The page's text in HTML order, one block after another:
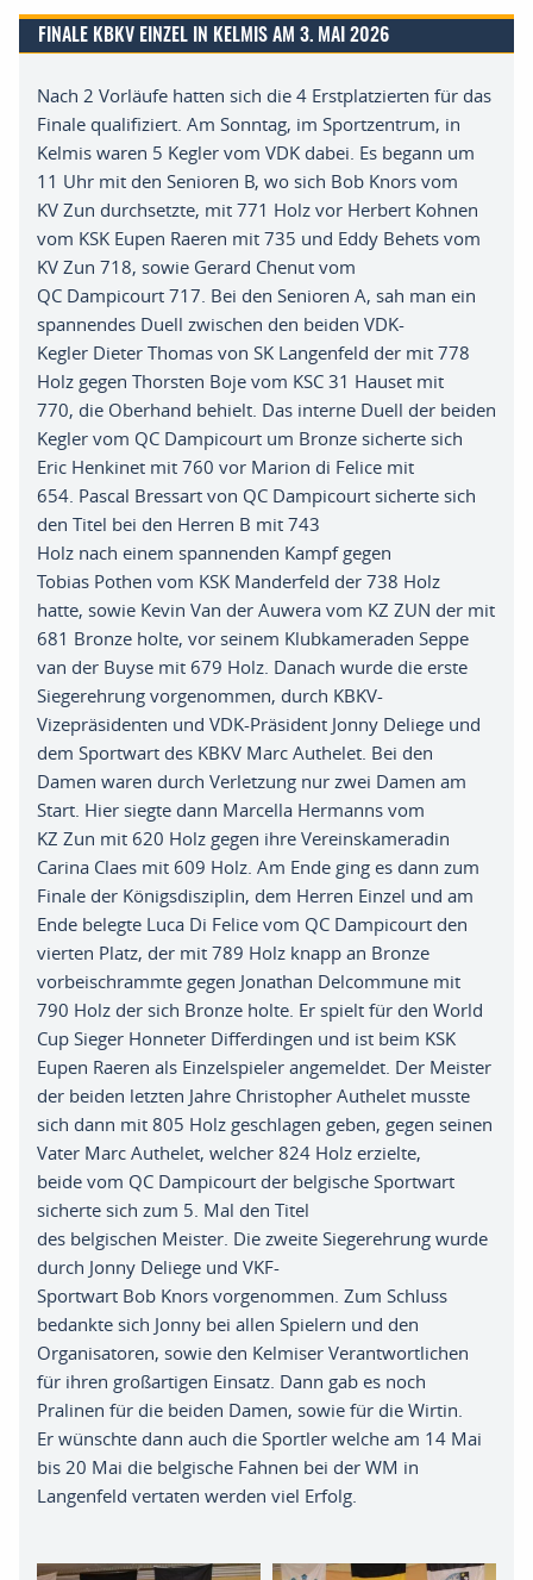
FINALE KBKV EINZEL IN KELMIS AM 3. MAI 2026
Nach 2 Vorläufe hatten sich die 4 Erstplatzierten für das
Finale qualifiziert. Am Sonntag, im Sportzentrum, in
Kelmis waren 5 Kegler vom VDK dabei. Es begann um
11 Uhr mit den Senioren B, wo sich Bob Knors vom
KV Zun durchsetzte, mit 771 Holz vor Herbert Kohnen
vom KSK Eupen Raeren mit 735 und Eddy Behets vom
KV Zun 718, sowie Gerard Chenut vom
QC Dampicourt 717. Bei den Senioren A, sah man ein
spannendes Duell zwischen den beiden VDK-
Kegler Dieter Thomas von SK Langenfeld der mit 778
Holz gegen Thorsten Boje vom KSC 31 Hauset mit
770, die Oberhand behielt. Das interne Duell der beiden
Kegler vom QC Dampicourt um Bronze sicherte sich
Eric Henkinet mit 760 vor Marion di Felice mit
654. Pascal Bressart von QC Dampicourt sicherte sich
den Titel bei den Herren B mit 743
Holz nach einem spannenden Kampfgegen
Tobias Pothen vom KSK Manderfeld der 738 Holz
hatte, sowie Kevin Van der Auwera vom KZ ZUN der mit
681 Bronze holte, vor seinem Klubkameraden Seppe
van der Buyse mit 679 Holz. Danach wurde die erste
Siegerehrung vorgenommen, durch KBKV-
Vizepräsidenten und VDK-Präsident Jonny Deliege und
dem Sportwart des KBKV Marc Authelet. Bei den
Damen waren durch Verletzung nur zwei Damen am
Start. Hier siegte dann Marcella Hermanns vom
KZ Zun mit 620 Holz gegen ihre Vereinskameradin
Carina Claes mit 609 Holz. Am Ende ging es dann zum
Finale der Königsdisziplin, dem Herren Einzel und am
Ende belegte Luca Di Felice vom QC Dampicourt den
vierten Platz, der mit 789 Holz knapp an Bronze
vorbeischrammte gegen Jonathan Delcommune mit
790 Holz der sich Bronze holte. Er spielt für den World
Cup Sieger Honneter Differdingen und ist beim KSK
Eupen Raeren als Einzelspieler angemeldet. Der Meister
der beiden letzten Jahre Christopher Authelet musste
sich dann mit 805 Holz geschlagen geben, gegen seinen
Vater Marc Authelet, welcher 824 Holz erzielte,
beide vom QC Dampicourt der belgische Sportwart
sicherte sich zum 5. Mal den Titel
des belgischen Meister. Die zweite Siegerehrung wurde
durch Jonny Deliege und VKF-
Sportwart Bob Knors vorgenommen. Zum Schluss
bedankte sich Jonny bei allen Spielern und den
Organisatoren, sowie den Kelmiser Verantwortlichen
für ihren großartigen Einsatz. Dann gab es noch
Pralinen für die beiden Damen, sowie für die Wirtin.
Er wünschte dann auch die Sportler welche am 14 Mai
bis 20 Mai die belgische Fahnen bei der WM in
Langenfeld vertaten werden viel Erfolg.